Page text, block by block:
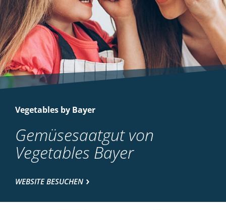
Vegetables by Bayer
Gemüsesaatgut von
Vegetables Bayer
WEBSITE BESUCHEN